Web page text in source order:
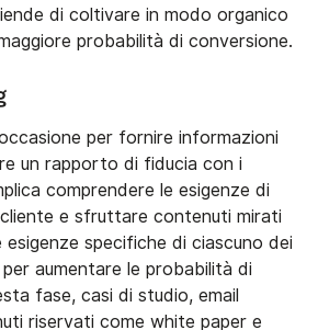
di coltivare in modo organico
probabilità di conversione.
per fornire informazioni
un rapporto di fiducia con i
comprendere le esigenze di
e sfruttare contenuti mirati
esigenze specifiche di ciascuno dei
aumentare le probabilità di
fase, casi di studio, email
riservati come white paper e